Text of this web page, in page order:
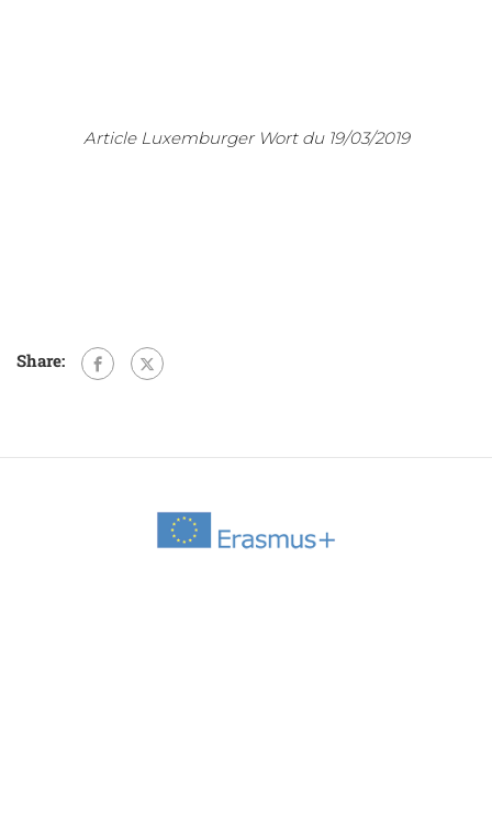
Article Luxemburger Wort du 19/03/2019
Share: